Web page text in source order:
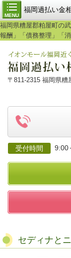
MENU
福岡過払い金
福岡県糟屋郡粕屋町の
報酬」「債務整理」「
〒811-2315 福岡県糟
受付時間 9:00
セディナと